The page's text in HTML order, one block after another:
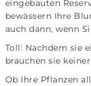
eingebauten
bewässern Ihre
auch dann, wenn
Toll: Nachdem sie
brauchen sie
Ob Ihre Pflanzen